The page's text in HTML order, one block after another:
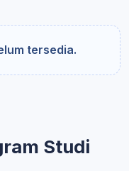
tersedia.
Studi